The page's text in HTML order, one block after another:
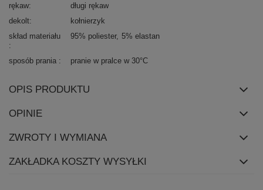
rękaw
długi rękaw
dekolt
kołnierzyk
skład materiału
95% poliester 5% elastan
sposób prania pranie w pralce w 30°C
OPIS PRODUKTU
OPINIE
ZWROTY I WYMIANA
ZAKŁADKA KOSZTY WYSYŁKI